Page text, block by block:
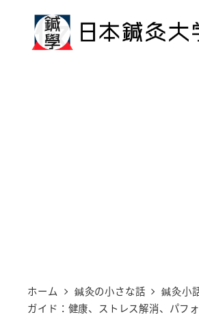
ホーム 鍼灸の小さな話 鍼灸小
ガイド：健康、ストレス解消、パフ